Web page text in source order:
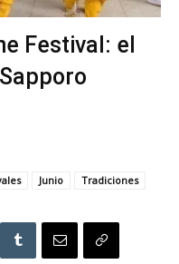
Festival: el
Junio
Tradiciones